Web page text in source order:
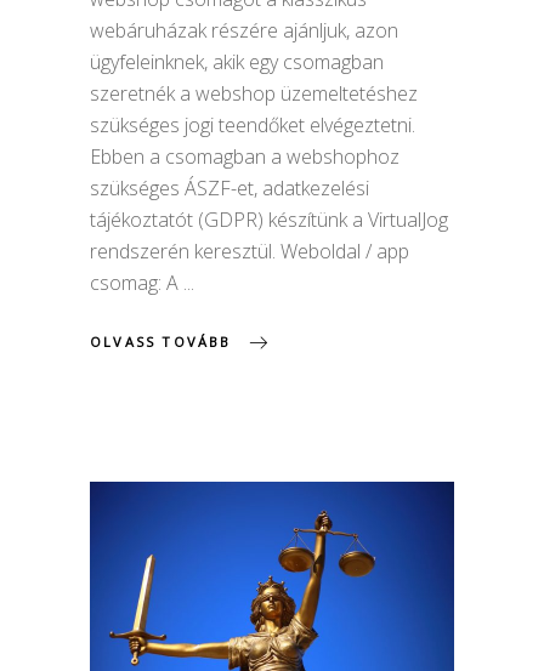
webáruházak részére ajánljuk, azon
ügyfeleinknek, akik egy csomagban
szeretnék a webshop üzemeltetéshez
szükséges jogi teendőket elvégeztetni.
Ebben a csomagban a webshophoz
szükséges ÁSZF-et, adatkezelési
tájékoztatót (GDPR) készítünk a VirtualJog
rendszerén keresztül. Weboldal / app
csomag: A
OLVASS TOVÁBB